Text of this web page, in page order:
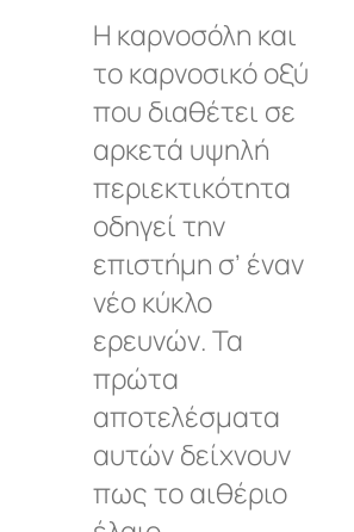
Η καρνοσόλη και
το καρνοσικό οξύ
που διαθέτει σε
αρκετά υψηλή
περιεκτικότητα
οδηγεί την
επιστήμη σ’ έναν
νέο κύκλο
ερευνών. Τα
πρώτα
αποτελέσματα
αυτών δείχνουν
πως το αιθέριο